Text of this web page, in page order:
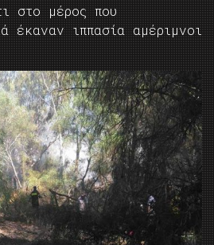
στο μέρος που
έκαναν ιππασία αμέριμνοι